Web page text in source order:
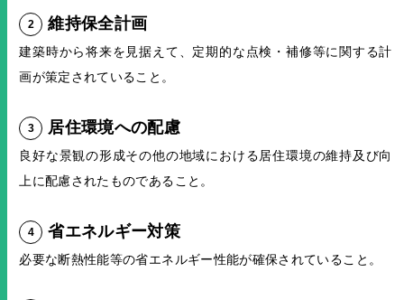
維持保全計画
建築時から将来を見据えて、定期的な点検・補修等に関する計
画が策定されていること。
居住環境への配慮
良好な景観の形成その他の地域における居住環境の維持及び向
上に配慮されたものであること。
省エネルギー対策
必要な断熱性能等の省エネルギー性能が確保されていること。